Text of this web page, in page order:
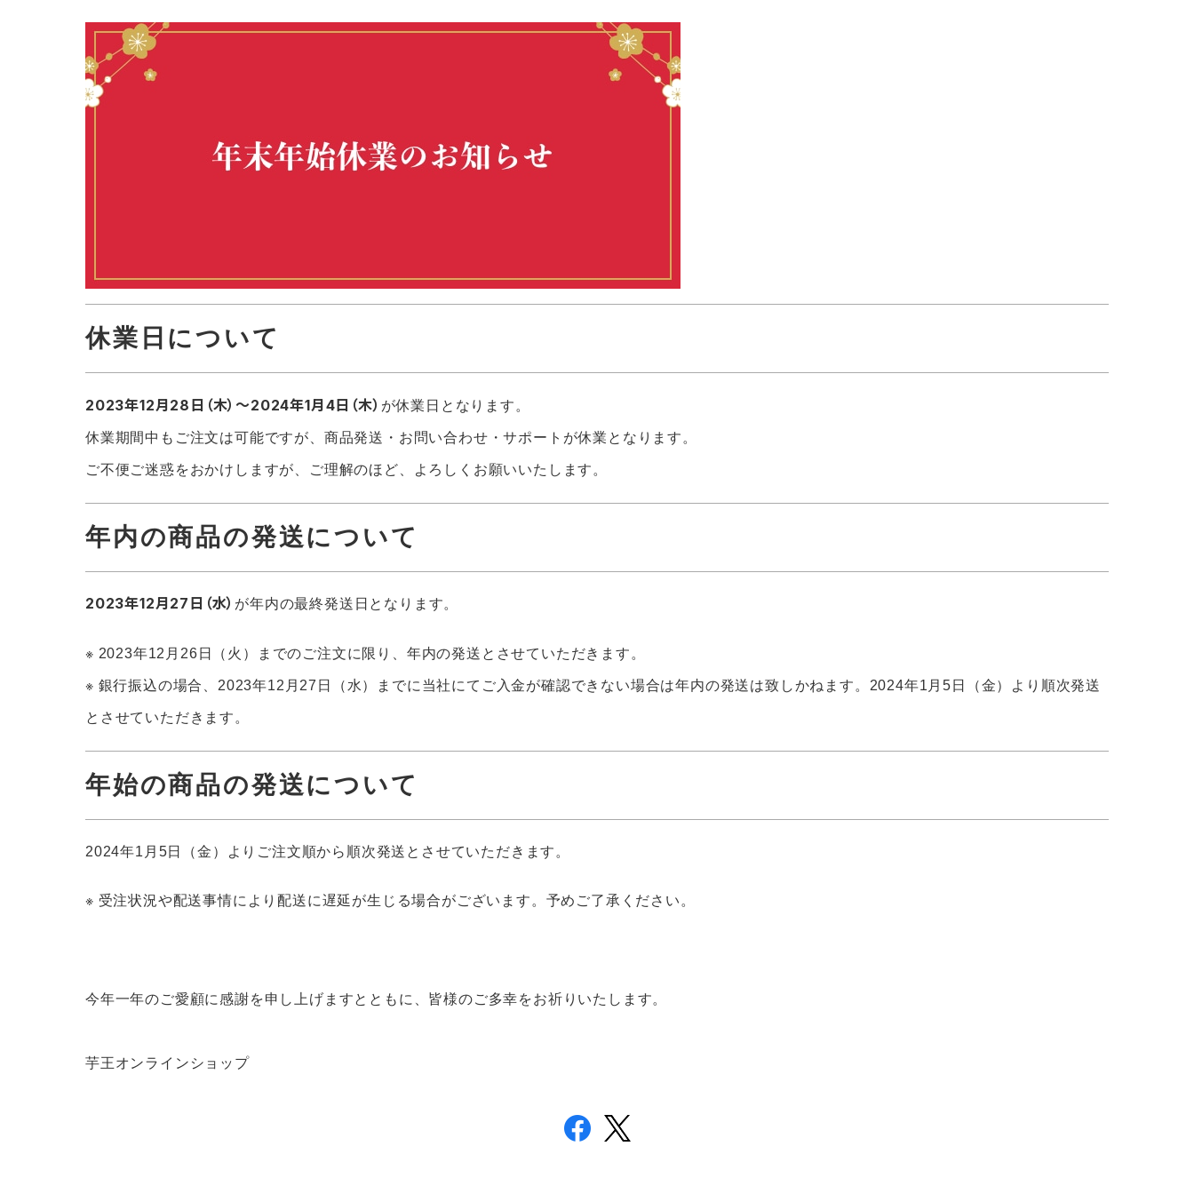
休業日について
2023年12月28日（木）～2024年1月4日（木） が休業日となります。
休業期間中もご注文は可能ですが、商品発送・お問い合わせ・サポートが休業となります。
ご不便ご迷惑をおかけしますが、ご理解のほど、よろしくお願いいたします。
年内の商品の発送について
2023年12月27日（水） が年内の最終発送日となります。
※ 2023年12月26日（火）までのご注文に限り、年内の発送とさせていただきます。
※ 銀行振込の場合、2023年12月27日（水）までに当社にてご入金が確認できない場合は年内の発送は致しかねます。2024年1月5日（金）より順次発送
とさせていただきます。
年始の商品の発送について
2024年1月5日（金）よりご注文順から順次発送とさせていただきます。
※ 受注状況や配送事情により配送に遅延が生じる場合がございます。予めご了承ください。
今年一年のご愛顧に感謝を申し上げますとともに、皆様のご多幸をお祈りいたします。
芋王オンラインショップ